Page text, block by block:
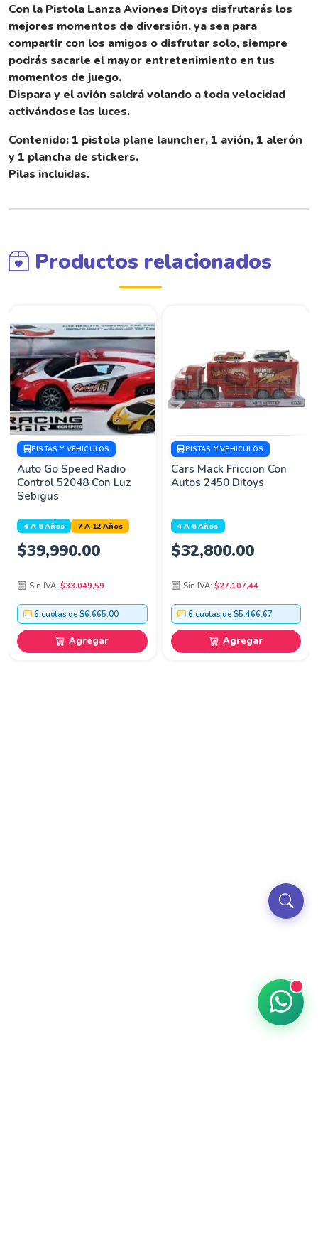
Con la Pistola Lanza Aviones Ditoys disfrutarás los
mejores momentos de diversión, ya sea para
compartir con los amigos o disfrutar solo, siempre
podrás sacarle el mayor entretenimiento en tus
momentos de juego.
Dispara y el avión saldrá volando a toda velocidad
activándose las luces.
Contenido: 1 pistola plane launcher, 1 avión, 1 alerón
y 1 plancha de stickers.
Pilas incluidas.
Productos relacionados
PISTAS Y VEHICULOS
Auto Go Speed Radio
Control 52048 Con Luz
Sebigus
4 A 6 Años 7 A 12 Años
$39,990.00
Sin IVA: $33.049,59
6 cuotas de $6.665,00
Agregar
PISTAS Y VEHICULOS
Cars Mack Friccion Con
Autos 2450 Ditoys
4 A 6 Años
$32,800.00
Sin IVA: $27.107,44
6 cuotas de $5.466,67
Agregar